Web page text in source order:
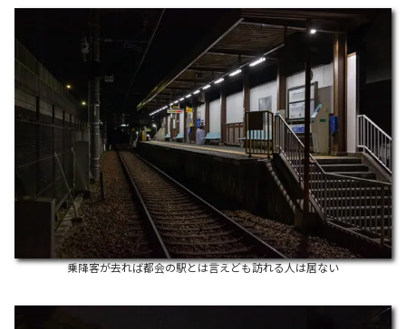
乗降客が去れば都会の駅とは言えども訪れる人は居ない